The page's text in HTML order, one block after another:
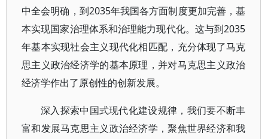
中全会明确，到2035年我国各方面制度更加完善，基
本实现国家治理体系和治理能力现代化。这与到2035
年基本实现社会主义现代化相匹配，充分体现了马克
思主义政治经济学的基本原理，并对马克思主义政治
经济学作出了原创性的创新发展。
深入探索中国式现代化建设规律，我们要不断丰
富和发展马克思主义政治经济学，聚焦世界经济和我